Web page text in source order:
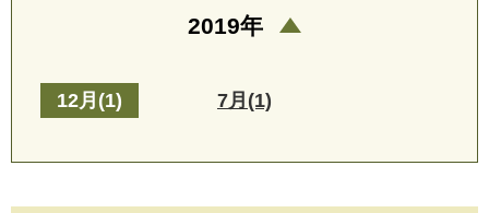
2019年
12月(1) 7月(1)